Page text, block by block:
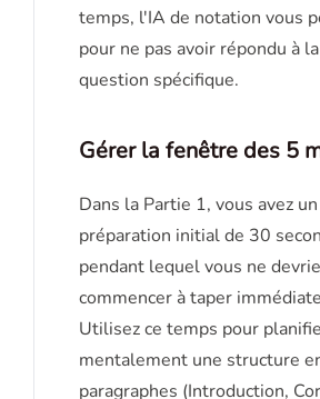
temps, l'IA de notation vous
pour ne pas avoir répondu à
question spécifique.
Gérer la fenêtre des 5
Dans la Partie 1, vous avez
préparation initial de 30
pendant lequel vous ne
commencer à taper
Utilisez ce temps pour
mentalement une structure
paragraphes (Introduction,